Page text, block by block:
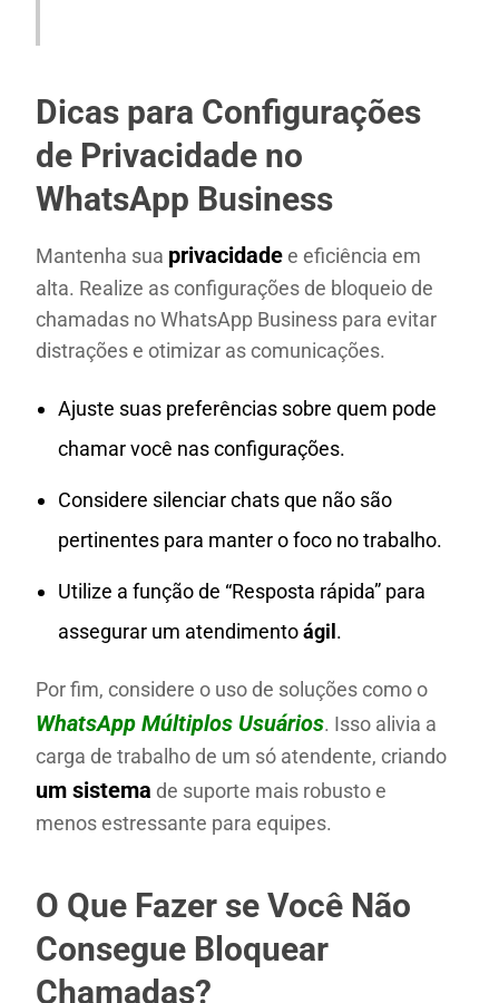
Dicas para Configurações
de Privacidade no
WhatsApp Business
Mantenha sua privacidadee eficiência em
alta. Realize as configurações de bloqueio de
chamadas no WhatsApp Business para evitar
distrações e otimizar as comunicações.
Ajuste suas preferências sobre quem pode
chamar você nas configurações.
Considere silenciar chats que não são
pertinentes para manter o foco no trabalho.
Utilize a função de “Resposta rápida” para
assegurar um atendimentoágil.
Por fim, considere o uso de soluções como o
WhatsApp Múltiplos Usuários. Isso alivia a
carga de trabalho de um só atendente, criando
um sistema de suporte mais robusto e
menos estressante para equipes.
O Que Fazer se Você Não
Consegue Bloquear
Chamadas?